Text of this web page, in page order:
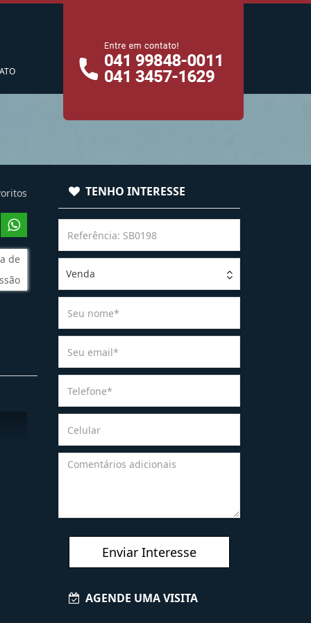
de
TENHO INTERESSE
Venda
Enviar Interesse
AGENDE UMA VISITA